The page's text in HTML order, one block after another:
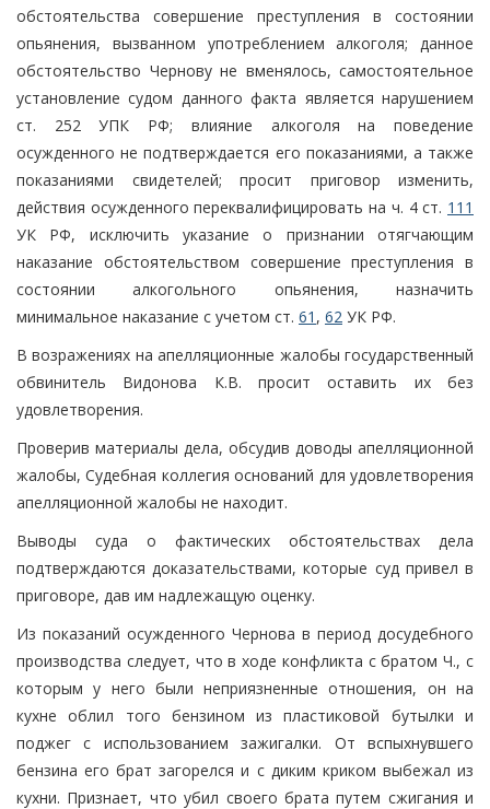
обстоятельства совершение преступления в состоянии
опьянения, вызванном употреблением алкоголя; данное
обстоятельство Чернову не вменялось, самостоятельное
установление судом данного факта является нарушением
ст. 252 УПК РФ; влияние алкоголя на поведение
осужденного не подтверждается его показаниями, а также
показаниями свидетелей; просит приговор изменить,
действия осужденного переквалифицировать на ч. 4 ст. 111
УК РФ, исключить указание о признании отягчающим
наказание обстоятельством совершение преступления в
состоянии алкогольного опьянения, назначить
минимальное наказание с учетом ст. 61 , 62 УК РФ.
В возражениях на апелляционные жалобы государственный
обвинитель Видонова К.В. просит оставить их без
удовлетворения.
Проверив материалы дела, обсудив доводы апелляционной
жалобы, Судебная коллегия оснований для удовлетворения
апелляционной жалобы не находит.
Выводы суда о фактических обстоятельствах дела
подтверждаются доказательствами, которые суд привел в
приговоре, дав им надлежащую оценку.
Из показаний осужденного Чернова в период досудебного
производства следует, что в ходе конфликта с братом Ч., с
которым у него были неприязненные отношения, он на
кухне облил того бензином из пластиковой бутылки и
поджег с использованием зажигалки. От вспыхнувшего
бензина его брат загорелся и с диким криком выбежал из
кухни. Признает, что убил своего брата путем сжигания и